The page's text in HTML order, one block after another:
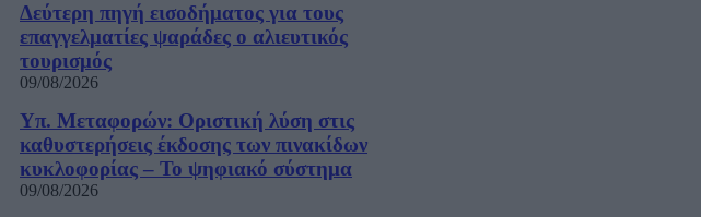
Δεύτερη πηγή εισοδήματος για τους
επαγγελματίες ψαράδες ο αλιευτικός
τουρισμός
09/08/2026
Υπ. Μεταφορών: Οριστική λύση στις
καθυστερήσεις έκδοσης των πινακίδων
κυκλοφορίας – Το ψηφιακό σύστημα
09/08/2026